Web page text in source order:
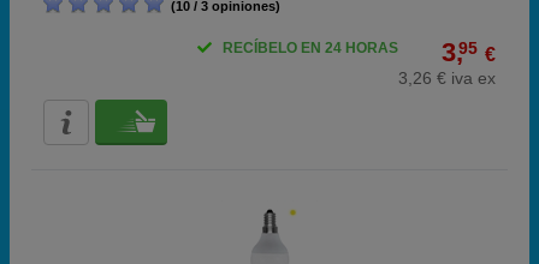
(10 / 3 opiniones)
3,95 €
3,26 € iva ex
RECÍBELO EN 24 HORAS